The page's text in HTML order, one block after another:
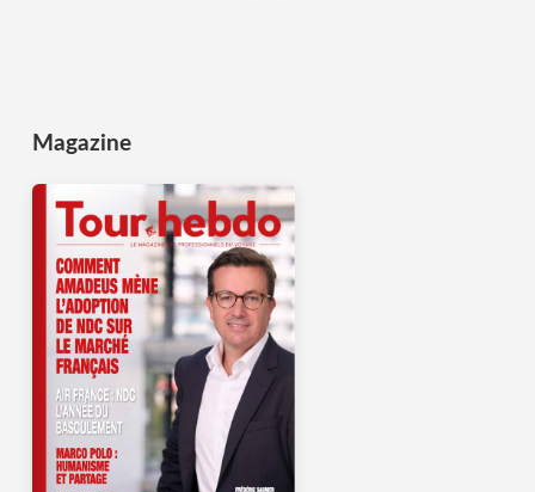
Magazine